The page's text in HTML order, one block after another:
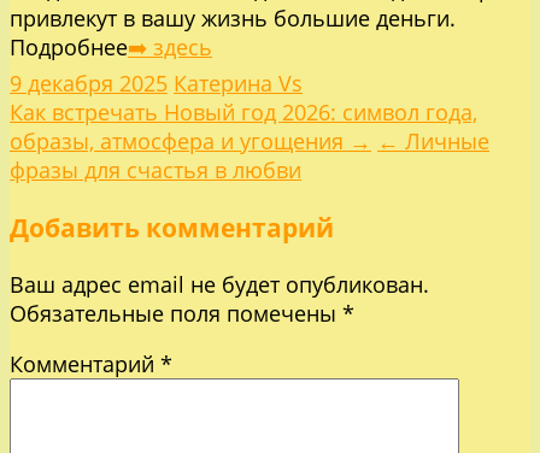
привлекут в вашу жизнь большие деньги.
Подробнее➡️ здесь
9 декабря 2025 Катерина Vs
Навигация
по
записям
Как встречать Новый год 2026: символ года,
образы, атмосфера и угощения → ← Личные
фразы для счастья в любви
Добавить комментарий
Ваш адрес email не будет опубликован.
Обязательные поля помечены *
Комментарий *